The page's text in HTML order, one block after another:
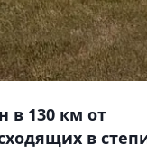
в 130 км от
в